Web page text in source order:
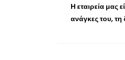
Η εταιρεία μας
ανάγκες του,